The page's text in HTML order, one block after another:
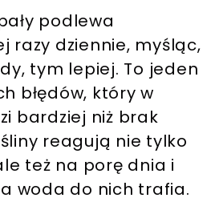
podlewa
razy dziennie, myśląc,
tym lepiej. To jeden
błędów, który w
bardziej niż brak
reagują nie tylko
też na porę dnia i
woda do nich trafia.